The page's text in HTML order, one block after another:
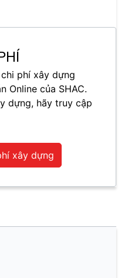
phí xây dựng
Online của SHAC.
dựng, hãy truy cập
xây dựng